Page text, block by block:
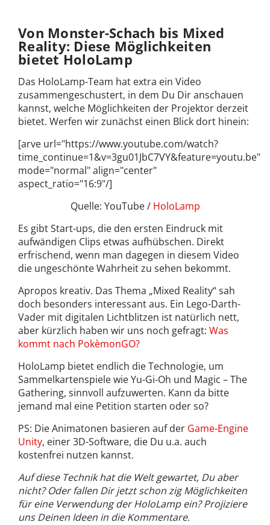
Von Monster-Schach bis Mixed
Reality: Diese Möglichkeiten
bietet HoloLamp
Das HoloLamp-Team hat extra ein Video
zusammengeschustert, in dem Du Dir anschauen
kannst, welche Möglichkeiten der Projektor derzeit
bietet. Werfen wir zunächst einen Blick dort hinein:
[arve url="https://www.youtube.com/watch?
time_continue=1&v=3gu01JbC7VY&feature=youtu.be"
mode="normal" align="center"
aspect_ratio="16:9"/]
Quelle: YouTube / HoloLamp
Es gibt Start-ups, die den ersten Eindruck mit
aufwändigen Clips etwas aufhübschen. Direkt
erfrischend, wenn man dagegen in diesem Video
die ungeschönte Wahrheit zu sehen bekommt.
Apropos kreativ. Das Thema „Mixed Reality“ sah
doch besonders interessant aus. Ein Lego-Darth-
Vader mit digitalen Lichtblitzen ist natürlich nett,
aber kürzlich haben wir uns noch gefragt: Was
kommt nach PokèmonGO?
HoloLamp bietet endlich die Technologie, um
Sammelkartenspiele wie Yu-Gi-Oh und Magic – The
Gathering, sinnvoll aufzuwerten. Kann da bitte
jemand mal eine Petition starten oder so?
PS: Die Animatonen basieren auf der Game-Engine
Unity, einer 3D-Software, die Du u.a. auch
kostenfrei nutzen kannst.
Auf diese Technik hat die Welt gewartet, Du aber
nicht? Oder fallen Dir jetzt schon zig Möglichkeiten
für eine Verwendung der HoloLamp ein? Projiziere
uns Deinen Ideen in die Kommentare.